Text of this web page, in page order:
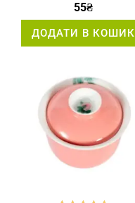
55₴
ДОДАТИ В КОШИК